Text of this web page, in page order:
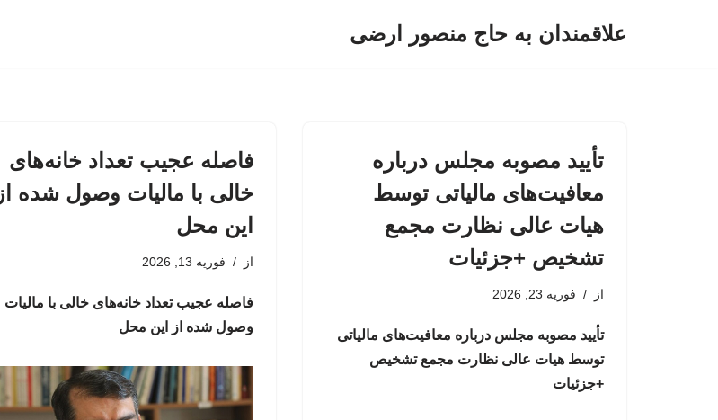
علاقمندان به حاج منصور ارضی
تأیید مصوبه مجلس درباره
معافیت‌های مالیاتی توسط
هیات عالی نظارت مجمع
تشخیص +جزئیات
از فوریه 23, 2026
تأیید مصوبه مجلس درباره معافیت‌های مالیاتی
توسط هیات عالی نظارت مجمع تشخیص
+جزئیات
فاصله عجیب تعداد خانه‌های
خالی با مالیات وصول شده از
این محل
از فوریه 13, 2026
فاصله عجیب تعداد خانه‌های خالی با مالیات
وصول شده از این محل